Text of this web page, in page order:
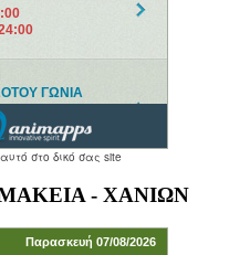
- ΧΑΝΙΩΝ